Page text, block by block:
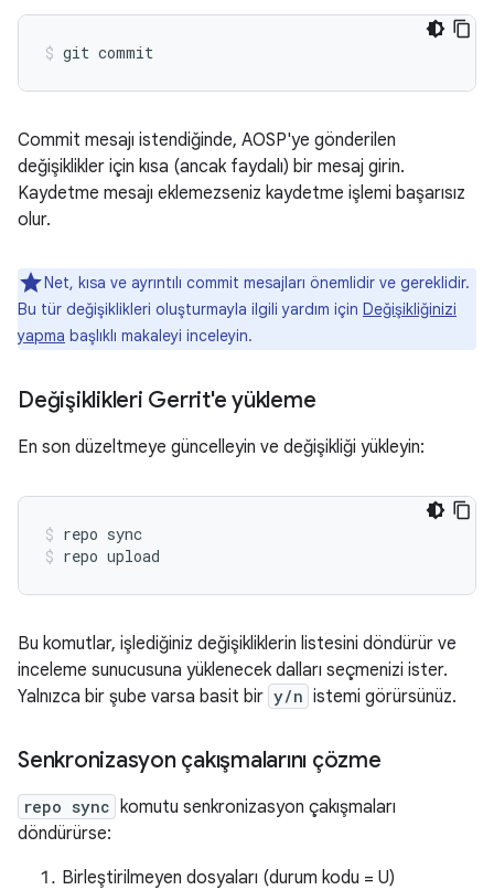
Commit mesajı istendiğinde, AOSP'ye gönderilen
değişiklikler için kısa (ancak faydalı) bir mesaj girin.
Kaydetme mesajı eklemezseniz kaydetme işlemi başarısız
olur.
Net, kısa ve ayrıntılı commit mesajları önemlidir ve gereklidir.
Bu tür değişiklikleri oluşturmayla ilgili yardım için Değişikliğinizi
yapma başlıklı makaleyi inceleyin.
Değişiklikleri Gerrit'e yükleme
En son düzeltmeye güncelleyin ve değişikliği yükleyin:
repo sync
repo upload
Bu komutlar, işlediğiniz değişikliklerin listesini döndürür ve
inceleme sunucusuna yüklenecek dalları seçmenizi ister.
Yalnızca bir şube varsa basit bir y/n istemi görürsünüz.
Senkronizasyon çakışmalarını çözme
repo sync komutu senkronizasyon çakışmaları
döndürürse:
Birleştirilmeyen dosyaları (durum kodu = U)